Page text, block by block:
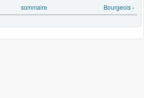
sommaire Bourgeois ›